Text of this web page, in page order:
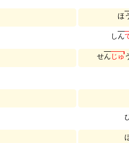
ほ
し ん
せん じ ゅ